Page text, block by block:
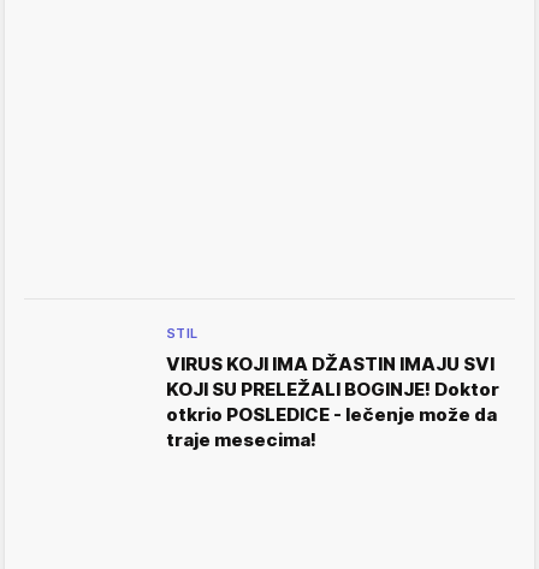
STIL
VIRUS KOJI IMA DŽASTIN IMAJU SVI
KOJI SU PRELEŽALI BOGINJE! Doktor
otkrio POSLEDICE - lečenje može da
traje mesecima!